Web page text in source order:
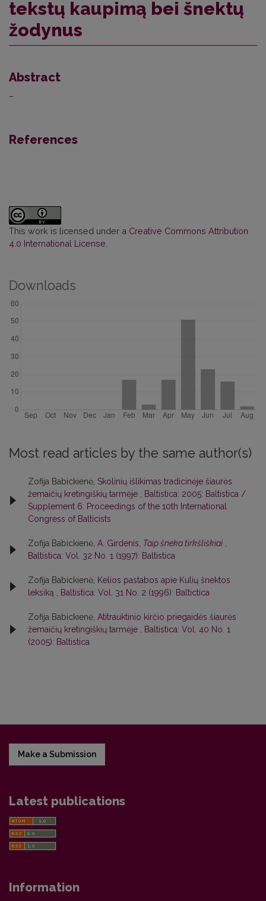
tekstų kaupimą bei šnektų
žodynus
Abstract
–
References
This work is licensed under a Creative Commons Attribution
4.0 International License
Downloads
Most read articles by the same author(s)
Zofija Babickienė, Skolinių išlikimas tradicinėje šiaurės
žemaičių kretingiškių tarmėje
Baltistica: 2005: Baltistica /
Supplement 6: Proceedings of the 10th International
Congress of Balticists
Zofija Babickienė, A. Girdenis, Taip šneka tirkšliškiai
Baltistica: Vol. 32 No. 1 (1997): Baltistica
Zofija Babickienė, Kelios pastabos apie Kulių šnektos
leksiką
Baltistica: Vol. 31 No. 2 (1996): Baltictica
Zofija Babickienė, Atitrauktinio kirčio priegaidės šiaurės
žemaičių kretingiškių tarmėje
Baltistica: Vol. 40 No. 1
(2005): Baltistica
Make a Submission
Latest publications
Information